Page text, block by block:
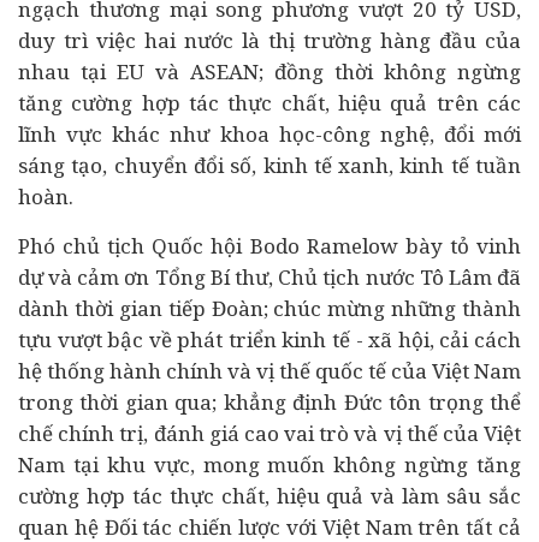
ngạch thương mại song phương vượt 20 tỷ USD,
duy trì việc hai nước là thị trường hàng đầu của
nhau tại EU và ASEAN; đồng thời không ngừng
tăng cường hợp tác thực chất, hiệu quả trên các
lĩnh vực khác như khoa học-công nghệ, đổi mới
sáng tạo, chuyển đổi số, kinh tế xanh, kinh tế tuần
hoàn.
Phó chủ tịch Quốc hội Bodo Ramelow bày tỏ vinh
dự và cảm ơn Tổng Bí thư, Chủ tịch nước Tô Lâm đã
dành thời gian tiếp Đoàn; chúc mừng những thành
tựu vượt bậc về phát triển kinh tế - xã hội, cải cách
hệ thống hành chính và vị thế quốc tế của Việt Nam
trong thời gian qua; khẳng định Đức tôn trọng thể
chế chính trị, đánh giá cao vai trò và vị thế của Việt
Nam tại khu vực, mong muốn không ngừng tăng
cường hợp tác thực chất, hiệu quả và làm sâu sắc
quan hệ Đối tác chiến lược với Việt Nam trên tất cả